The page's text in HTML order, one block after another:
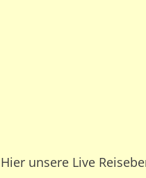
Hier unsere Live